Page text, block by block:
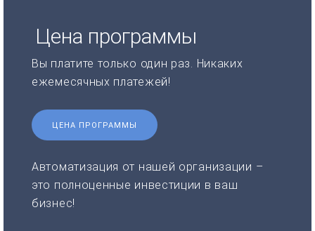
Цена программы
Вы платите только один раз. Никаких
ежемесячных платежей!
ЦЕНА ПРОГРАММЫ
Автоматизация от нашей организации –
это полноценные инвестиции в ваш
бизнес!